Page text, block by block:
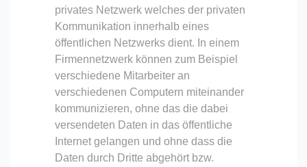
privates Netzwerk welches der privaten
Kommunikation innerhalb eines
öffentlichen Netzwerks dient. In einem
Firmennetzwerk können zum Beispiel
verschiedene Mitarbeiter an
verschiedenen Computern miteinander
kommunizieren, ohne das die dabei
versendeten Daten in das öffentliche
Internet gelangen und ohne dass die
Daten durch Dritte abgehört bzw.